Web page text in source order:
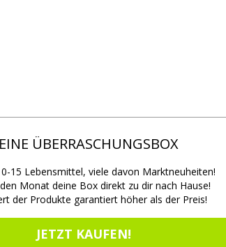
ÜBERRASCHUNGSBOX
15 Lebensmittel, viele davon Marktneuheiten!
Monat deine Box direkt zu dir nach Hause!
der Produkte garantiert höher als der Preis!
JETZT KAUFEN!